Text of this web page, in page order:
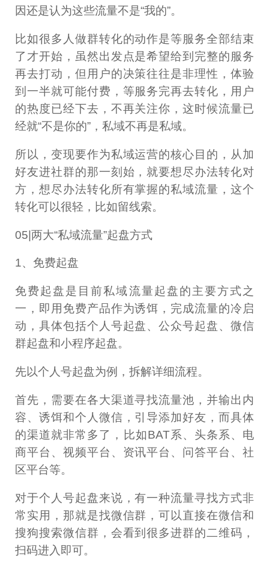
因还是认为这些流量不是“我的”。
比如很多人做群转化的动作是等服务全部结束
了才开始，虽然出发点是希望给到完整的服务
再去打动，但用户的决策往往是非理性，体验
到一半就可能付费，等服务完再去转化，用户
的热度已经下去，不再关注你，这时候流量已
经就“不是你的”，私域不再是私域。
所以，变现要作为私域运营的核心目的，从加
好友进社群的那一刻始，就要想尽办法转化对
方，想尽办法转化所有掌握的私域流量，这个
转化可以很轻，比如留线索。
05|两大“私域流量”起盘方式
1、免费起盘
免费起盘是目前私域流量起盘的主要方式之
一，即用免费产品作为诱饵，完成流量的冷启
动，具体包括个人号起盘、公众号起盘、微信
群起盘和小程序起盘。
先以个人号起盘为例，拆解详细流程。
首先，需要在各大渠道寻找流量池，并输出内
容、诱饵和个人微信，引导添加好友，而具体
的渠道就非常多了，比如BAT系、头条系、电
商平台、视频平台、资讯平台、问答平台、社
区平台等。
对于个人号起盘来说，有一种流量寻找方式非
常实用，那就是找微信群，可以直接在微信和
搜狗搜索微信群，会看到很多进群的二维码，
扫码进入即可。